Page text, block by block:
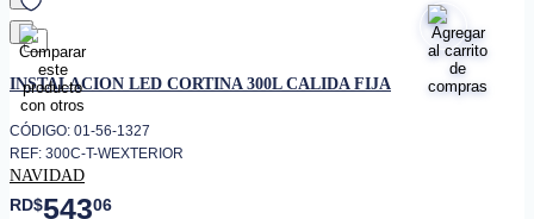
favorito
INSTALACION LED CORTINA 300L CALIDA FIJA
CÓDIGO: 01-56-1327
REF: 300C-T-WEXTERIOR
NAVIDAD
RD$54306